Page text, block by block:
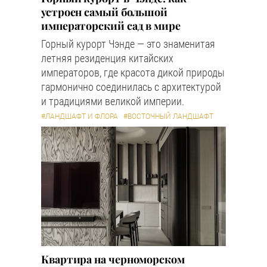
устроен самый большой
императорский сад в мире
Горный курорт Чэнде — это знаменитая
летняя резиденция китайских
императоров, где красота дикой природы
гармонично соединилась с архитектурой
и традициями великой империи.
#ЛАНДШАФТ И ФЛОРА #ВОСТОЧНЫЙ ЛАНДШАФТ
Квартира на черноморском